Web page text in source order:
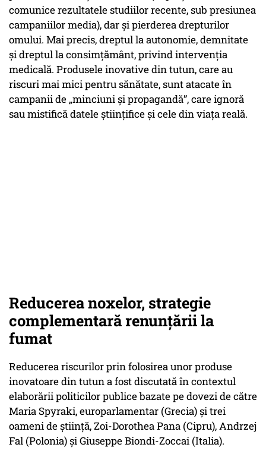
comunice rezultatele studiilor recente, sub presiunea
campaniilor media), dar și pierderea drepturilor
omului. Mai precis, dreptul la autonomie, demnitate
și dreptul la consimțământ, privind intervenția
medicală. Produsele inovative din tutun, care au
riscuri mai mici pentru sănătate, sunt atacate în
campanii de „minciuni și propagandă”, care ignoră
sau mistifică datele științifice și cele din viața reală.
Reducerea noxelor, strategie
complementară renunțării la
fumat
Reducerea riscurilor prin folosirea unor produse
inovatoare din tutun a fost discutată în contextul
elaborării politicilor publice bazate pe dovezi de către
Maria Spyraki, europarlamentar (Grecia) și trei
oameni de știință, Zoi-Dorothea Pana (Cipru), Andrzej
Fal (Polonia) și Giuseppe Biondi-Zoccai (Italia).